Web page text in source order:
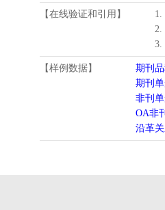
【在线验证和引用】
1.
2.
3.
【样例数据】
期刊
期刊
非刊
OA非
沿革